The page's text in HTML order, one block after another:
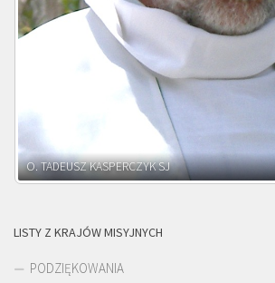
O. ADNRZEJ LEŚNIARA SJ
LISTY Z KRAJÓW MISYJNYCH
PODZIĘKOWANIA